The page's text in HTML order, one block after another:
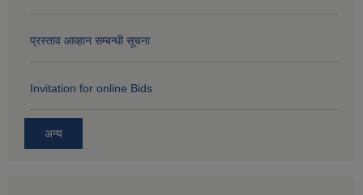
प्रस्ताव आव्हान सम्बन्धी सूचना
Invitation for online Bids
अन्य